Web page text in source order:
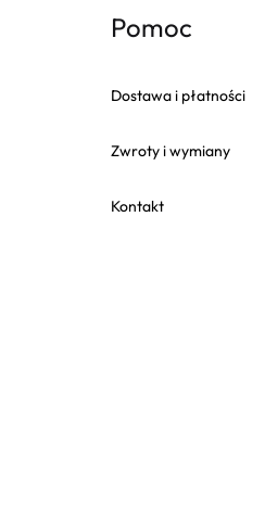
Pomoc
Dostawa i płatności
Zwroty i wymiany
Kontakt